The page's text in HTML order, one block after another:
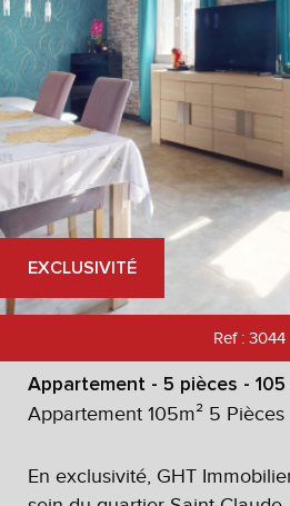
5KM 10KM 25KM
Critères supplémentaires
Terrasse
EXCLUSIVITÉ
Ref : 3044
Appartement - 5 pièces - 105
Appartement 105m² 5 Pièces
En exclusivité, GHT